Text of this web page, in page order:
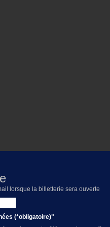
lorsque la billetterie sera ouverte
(*obligatoire)"